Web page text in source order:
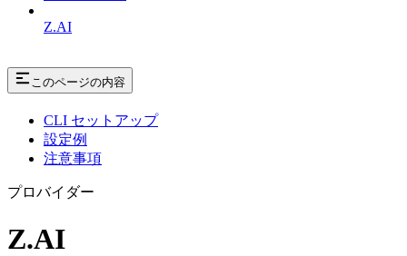
Z.AI
このページの内容
CLI セットアップ
設定例
注意事項
プロバイダー
Z.AI